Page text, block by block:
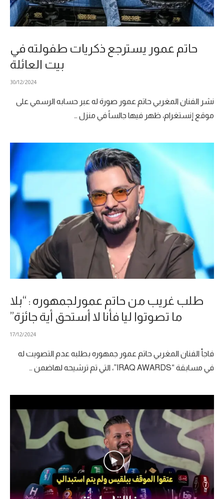
حاتم عمور يسترجع ذكريات طفولته في
بيت العائلة
30/12/2024
نشر الفنان المغربي حاتم عمور صورة له عبر حسابه الرسمي على
موقع إنستغرام، ظهر فيها جالساً في منزل …
طلب غريب من حاتم عمورلجمهوره : “بلا
ما تصوتوا ليا فأنا لا أستحق أية جائزة”
17/12/2024
فاجأ الفنان المغربي حاتم عمور جمهوره بطلبه عدم التصويت له
في مسابقة “IRAQ AWARDS”، التي تم ترشيحه لهاضمن …